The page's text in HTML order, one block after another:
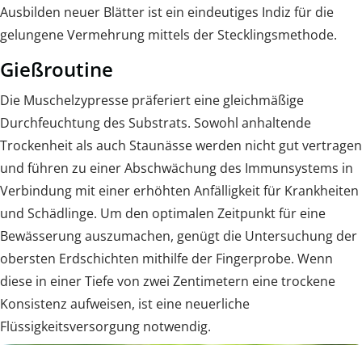
Ausbilden neuer Blätter ist ein eindeutiges Indiz für die
gelungene Vermehrung mittels der Stecklingsmethode.
Gießroutine
Die Muschelzypresse präferiert eine gleichmäßige
Durchfeuchtung des Substrats. Sowohl anhaltende
Trockenheit als auch Staunässe werden nicht gut vertragen
und führen zu einer Abschwächung des Immunsystems in
Verbindung mit einer erhöhten Anfälligkeit für Krankheiten
und Schädlinge. Um den optimalen Zeitpunkt für eine
Bewässerung auszumachen, genügt die Untersuchung der
obersten Erdschichten mithilfe der Fingerprobe. Wenn
diese in einer Tiefe von zwei Zentimetern eine trockene
Konsistenz aufweisen, ist eine neuerliche
Flüssigkeitsversorgung notwendig.